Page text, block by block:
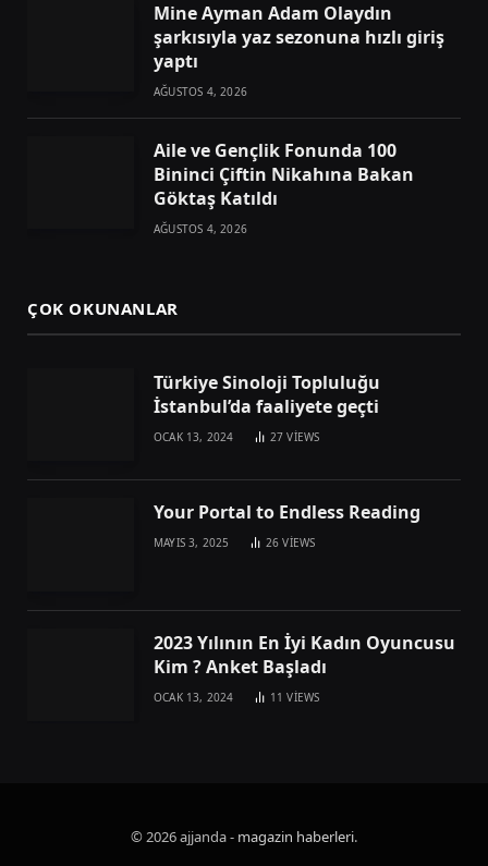
Mine Ayman Adam Olaydın
şarkısıyla yaz sezonuna hızlı giriş
yaptı
AĞUSTOS 4, 2026
Aile ve Gençlik Fonunda 100
Bininci Çiftin Nikahına Bakan
Göktaş Katıldı
AĞUSTOS 4, 2026
ÇOK OKUNANLAR
Türkiye Sinoloji Topluluğu
İstanbul’da faaliyete geçti
OCAK 13, 2024 27VIEWS
Your Portal to Endless Reading
MAYIS 3, 2025 26VIEWS
2023 Yılının En İyi Kadın Oyuncusu
Kim ? Anket Başladı
OCAK 13, 2024 11VIEWS
© 2026 ajjanda - magazin haberleri.